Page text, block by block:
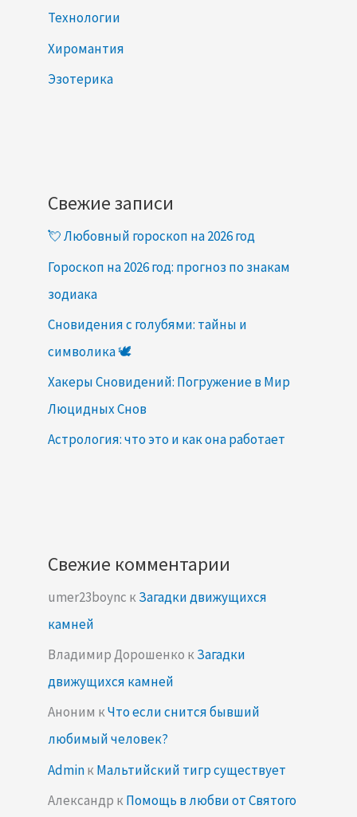
Технологии
Хиромантия
Эзотерика
Свежие записи
💘 Любовный гороскоп на 2026 год
Гороскоп на 2026 год: прогноз по знакам
зодиака
Сновидения с голубями: тайны и
символика 🕊️
Хакеры Сновидений: Погружение в Мир
Люцидных Снов
Астрология: что это и как она работает
Свежие комментарии
umer23boync кЗагадки движущихся
камней
Владимир Дорошенко кЗагадки
движущихся камней
Аноним кЧто если снится бывший
любимый человек?
AdminкМальтийский тигр существует
Александр кПомощь в любви от Святого